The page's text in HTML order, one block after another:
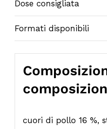
Dose consigliata
Formati disponibili
cuori di pollo 16 %,